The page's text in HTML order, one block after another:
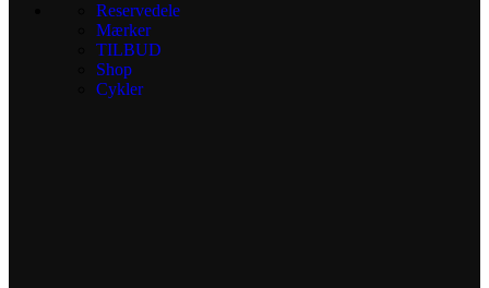
Reservedele
Mærker
TILBUD
Shop
Cykler